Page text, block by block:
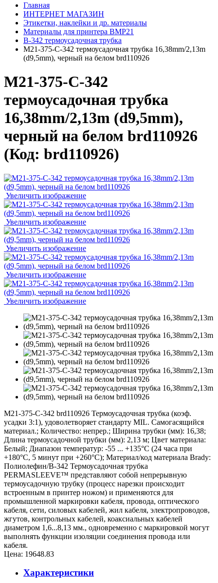
Главная
ИНТЕРНЕТ МАГАЗИН
Этикетки, наклейки и др. материалы
Материалы для принтера BMP21
B-342 термоусадочная трубка
M21-375-C-342 термоусадочная трубка 16,38mm/2,13m
(d9,5mm), черный на белом brd110926
M21-375-C-342
термоусадочная трубка
16,38mm/2,13m (d9,5mm),
черный на белом brd110926
(Код: brd110926)
Увеличить изображение
Увеличить изображение
Увеличить изображение
Увеличить изображение
Увеличить изображение
M21-375-C-342 brd110926 Термоусадочная трубка (коэф.
усадки 3:1), удоволетворяет стандарту MIL. Самогасящийся
материал.; Количество: непрер.; Ширина трубки (мм): 16,38;
Длина термоусадочной трубки (мм): 2,13 м; Цвет материала:
Белый; Диапазон температур: -55 ... +135°С (24 часа при
+180°С, 5 минут при +260°С); Материал/код материала Brady:
Полиолефин/В-342 Термоусадочная трубка
PERMASLEEVE™ представляют собой непрерывную
термоусадочную трубку (процесс нарезки происходит
встроенным в принтер ножом) и применяются для
промышленной маркировки кабеля, провода, оптического
кабеля, сети, силовых кабелей, жил кабеля, электропроводов,
жгутов, контрольных кабелей, коаксиальных кабелей
диаметром 1,6...8,13 мм., одновременно с маркировкой могут
выполнять функции изоляции соединения провода или
кабеля.
Цена: 19648.83
Характеристики